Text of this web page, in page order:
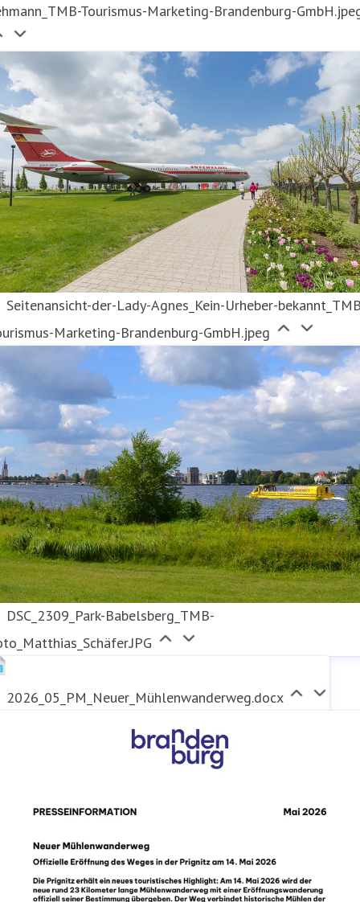
Tourismus-Marketing-Brandenburg-
Seitenansicht-der-Lady-Agnes_Kein-Urheber-
Marketing-Brandenburg-GmbH.jpeg
DSC_2309_Park-Babelsberg_TMB-
2026_05_PM_Neuer_Mühlenwanderweg.docx